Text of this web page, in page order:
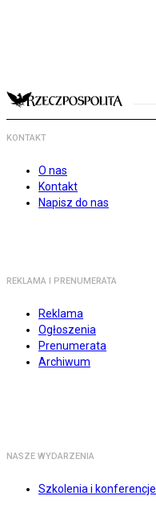
KONTAKT
O nas
Kontakt
Napisz do nas
REKLAMA I PRENUMERATA
Reklama
Ogłoszenia
Prenumerata
Archiwum
NASZE WYDARZENIA
Szkolenia i konferencje